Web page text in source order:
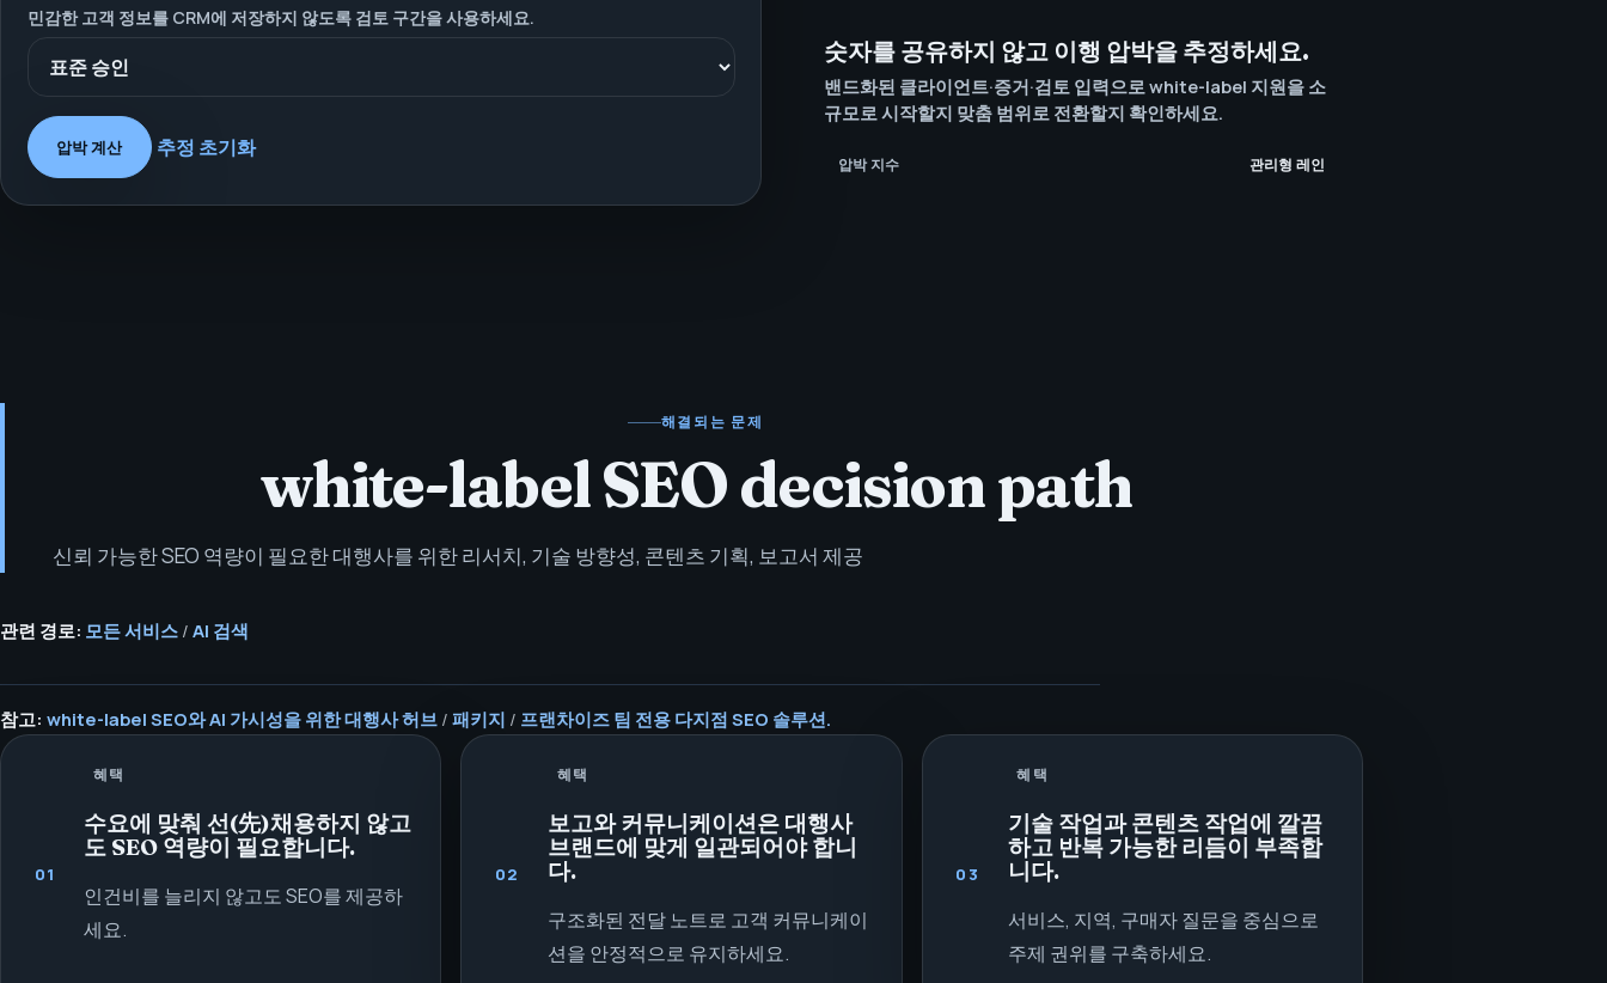
민감한 고객 정보를 CRM에 저장하지 않도록 검토 구간을 사용하세요.
압박 계산 추정 초기화
숫자를 공유하지 않고 이행 압박을 추정하세요.
밴드화된 클라이언트·증거·검토 입력으로 white-label 지원을 소
규모로 시작할지 맞춤 범위로 전환할지 확인하세요.
압박 지수 관리형 레인
해결되는 문제
white-label SEO decision path
신뢰 가능한 SEO 역량이 필요한 대행사를 위한 리서치, 기술 방향성, 콘텐츠 기획, 보고서 제공
관련 경로: 모든 서비스 / AI 검색
참고: white-label SEO와 AI 가시성을 위한 대행사 허브 / 패키지 / 프랜차이즈 팀 전용 다지점 SEO 솔루션.
01
혜택
수요에 맞춰 선(先)채용하지 않고
도 SEO 역량이 필요합니다.
인건비를 늘리지 않고도 SEO를 제공하
세요.
02
혜택
보고와 커뮤니케이션은 대행사
브랜드에 맞게 일관되어야 합니
다.
구조화된 전달 노트로 고객 커뮤니케이
션을 안정적으로 유지하세요.
03
혜택
기술 작업과 콘텐츠 작업에 깔끔
하고 반복 가능한 리듬이 부족합
니다.
서비스, 지역, 구매자 질문을 중심으로
주제 권위를 구축하세요.